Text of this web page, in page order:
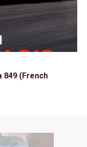
849 (French